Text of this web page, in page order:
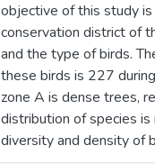
objective of this study
conservation district of
and the type of birds.
these birds is 227
zone A is dense trees,
distribution of species
diversity and density of